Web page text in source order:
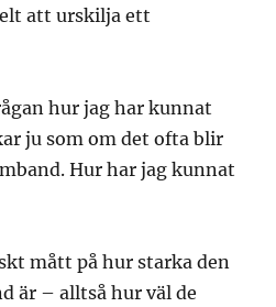
att urskilja ett
hur jag har kunnat
ju som om det ofta blir
Hur har jag kunnat
mått på hur starka den
är – alltså hur väl de